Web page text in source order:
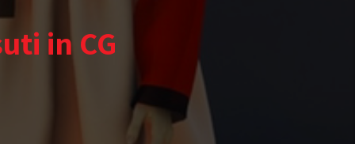
in CG